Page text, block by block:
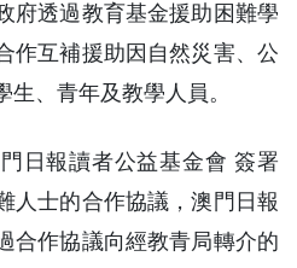
府透過教育基金援助困難學
作互補援助因自然災害、公
、青年及教學人員。
日報讀者公益基金會 簽署
人士的合作協議，澳門日報
合作協議向經教青局轉介的